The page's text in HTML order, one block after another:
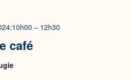
café
– 12h30